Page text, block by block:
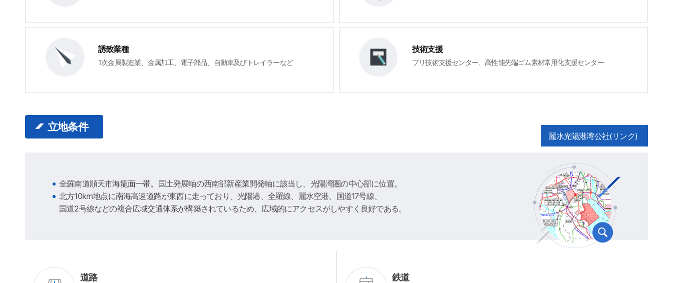
誘致業種
1次金属製造業、金属加工、電子部品、自動車及びトレイラーなど
技術支援
プリ技術支援センター、高性能先端ゴム素材常用化支援センター
立地条件
麗水光陽港湾公社(リンク)
全羅南道順天市海龍面一帯。国土発展軸の西南部新産業開発軸に該当し、光陽湾圏の中心部に位置。
北方10km地点に南海高速道路が東西に走っており、光陽港、全羅線、麗水空港、国道17号線、
国道2号線などの複合広域交通体系が構築されているため、広域的にアクセスがしやすく良好である。
道路 鉄道